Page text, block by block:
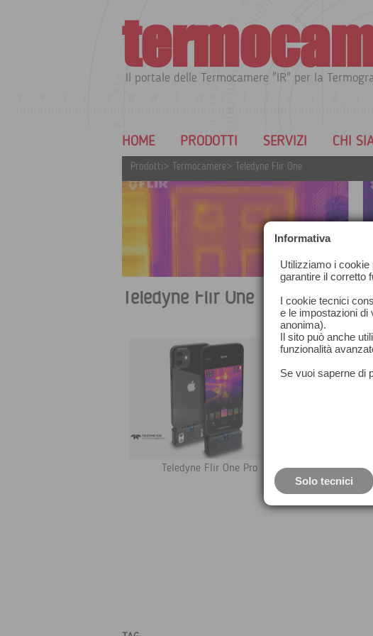
Il portale delle Termocamere "IR" per la
HOME PRODOTTI SERVIZI CHI
Prodotti > Termocamere > Teledyne Flir One
Teledyne Flir One
Teledyne Flir One Pro Teledyne
Informativa
Utilizziamo i
garantire il corretto
I cookie tecnici
e le impostazioni di
anonima).
Il sito può anche
funzionalità
Se vuoi saperne di
Solo tecnici